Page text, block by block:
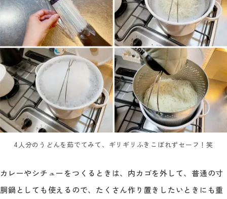
4人分のうどんを茹でてみて、ギリギリふきこぼれずセーフ！笑
カレーやシチューをつくるときは、内カゴを外して、普通の寸
胴鍋としても使えるので、たくさん作り置きしたいときにも重